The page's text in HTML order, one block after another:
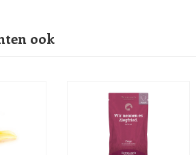
ook